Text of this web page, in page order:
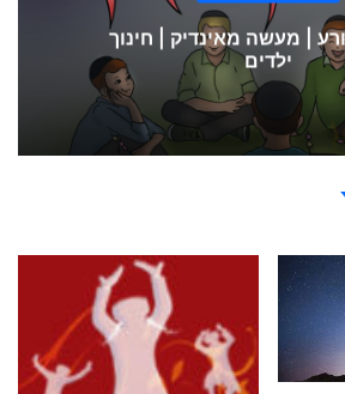
| מעשה מאינדיק | חינוך
ילדים